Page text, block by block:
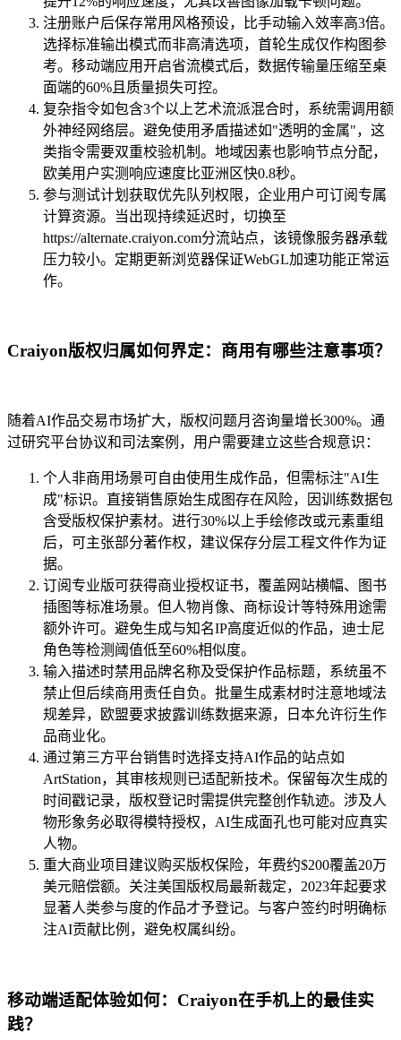
注册账户后保存常用风格预设，比手动输入效率高3倍。
选择标准输出模式而非高清选项，首轮生成仅作构图参
考。移动端应用开启省流模式后，数据传输量压缩至桌
面端的60%且质量损失可控。
复杂指令如包含3个以上艺术流派混合时，系统需调用额
外神经网络层。避免使用矛盾描述如"透明的金属"，这
类指令需要双重校验机制。地域因素也影响节点分配，
欧美用户实测响应速度比亚洲区快0.8秒。
参与测试计划获取优先队列权限，企业用户可订阅专属
计算资源。当出现持续延迟时，切换至
https://alternate.craiyon.com分流站点，该镜像服务器承载
压力较小。定期更新浏览器保证WebGL加速功能正常运
作。
Craiyon版权归属如何界定：商用有哪些注意事项？
随着AI作品交易市场扩大，版权问题月咨询量增长300%。通
过研究平台协议和司法案例，用户需要建立这些合规意识：
个人非商用场景可自由使用生成作品，但需标注"AI生
成"标识。直接销售原始生成图存在风险，因训练数据包
含受版权保护素材。进行30%以上手绘修改或元素重组
后，可主张部分著作权，建议保存分层工程文件作为证
据。
订阅专业版可获得商业授权证书，覆盖网站横幅、图书
插图等标准场景。但人物肖像、商标设计等特殊用途需
额外许可。避免生成与知名IP高度近似的作品，迪士尼
角色等检测阈值低至60%相似度。
输入描述时禁用品牌名称及受保护作品标题，系统虽不
禁止但后续商用责任自负。批量生成素材时注意地域法
规差异，欧盟要求披露训练数据来源，日本允许衍生作
品商业化。
通过第三方平台销售时选择支持AI作品的站点如
ArtStation，其审核规则已适配新技术。保留每次生成的
时间戳记录，版权登记时需提供完整创作轨迹。涉及人
物形象务必取得模特授权，AI生成面孔也可能对应真实
人物。
重大商业项目建议购买版权保险，年费约$200覆盖20万
美元赔偿额。关注美国版权局最新裁定，2023年起要求
显著人类参与度的作品才予登记。与客户签约时明确标
注AI贡献比例，避免权属纠纷。
移动端适配体验如何：Craiyon在手机上的最佳实
践？